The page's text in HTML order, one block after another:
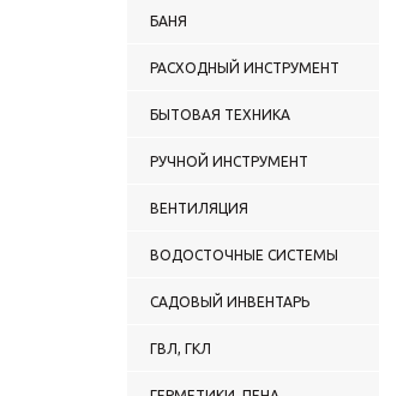
БАНЯ
РАСХОДНЫЙ ИНСТРУМЕНТ
БЫТОВАЯ ТЕХНИКА
РУЧНОЙ ИНСТРУМЕНТ
ВЕНТИЛЯЦИЯ
ВОДОСТОЧНЫЕ СИСТЕМЫ
САДОВЫЙ ИНВЕНТАРЬ
ГВЛ, ГКЛ